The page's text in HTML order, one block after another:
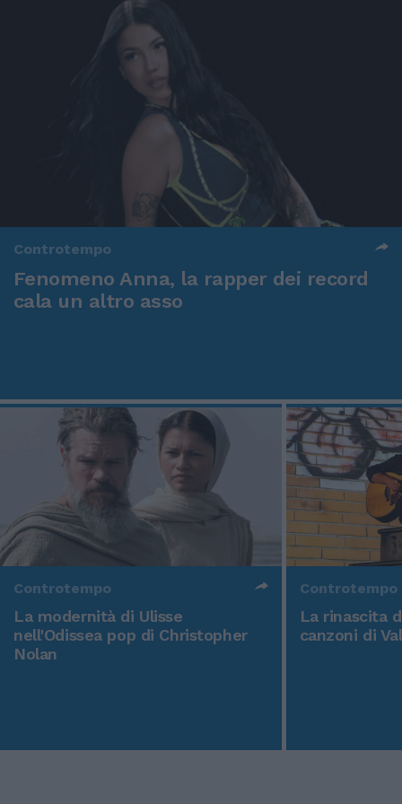
Controtempo
Fenomeno Anna, la rapper dei record
cala un altro asso
Controtempo
La modernità di Ulisse
nell'Odissea pop di Christopher
Nolan
Controtempo
La rinascita
canzoni di